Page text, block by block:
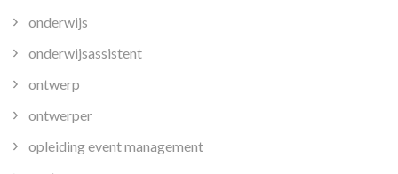
onderwijs
onderwijsassistent
ontwerp
ontwerper
opleiding event management